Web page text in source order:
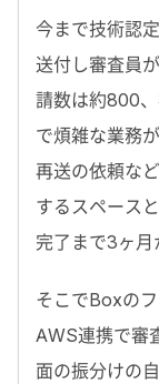
今まで技術認
送付し審査員
請数は約800
で煩雑な業務
再送の依頼な
するスペース
完了まで3ヶ月
そこでBoxの
AWS連携で審
面の振分けの